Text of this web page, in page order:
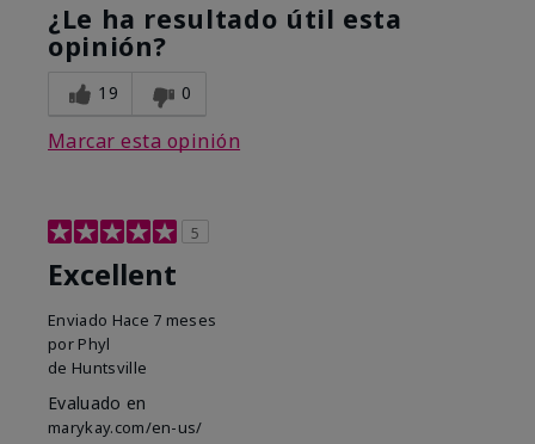
¿Le ha resultado útil esta
opinión?
19 0
Marcar esta opinión
5
Excellent
Enviado Hace 7 meses
por Phyl
de Huntsville
Evaluado en
marykay.com/en-us/